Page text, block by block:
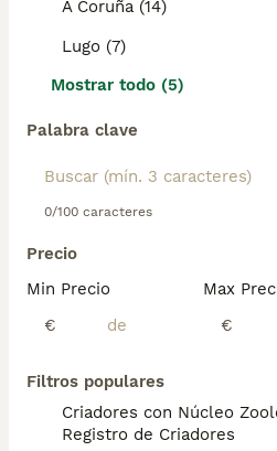
A Coruña (14)
Lugo (7)
Mostrar todo (5)
Palabra clave
0/100 caracteres
Precio
Min Precio
€
Max
€
Filtros populares
Criadores con Núcleo
Registro de Criadores